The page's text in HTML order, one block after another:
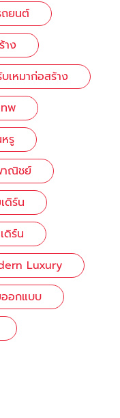
ถยนต์
าง
เหมาก่อสร้าง
ทพ
รู
าณิชย์
ดิร์น
ดิร์น
Luxury
อกแบบ